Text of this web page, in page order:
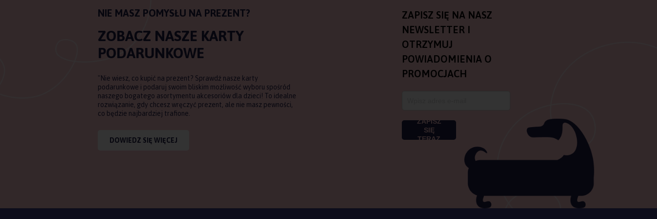
NIE MASZ POMYSŁU NA PREZENT?
ZOBACZ NASZE KARTY
PODARUNKOWE
"Nie wiesz, co kupić na prezent? Sprawdź nasze karty
podarunkowe i podaruj swoim bliskim możliwość wyboru spośród
naszego bogatego asortymentu akcesoriów dla dzieci! To idealne
rozwiązanie, gdy chcesz wręczyć prezent, ale nie masz pewności,
co będzie najbardziej trafione.
DOWIEDZ SIĘ WIĘCEJ
ZAPISZ SIĘ NA NASZ
NEWSLETTER I
OTRZYMUJ
POWIADOMIENIA O
PROMOCJACH
ZAPISZ
SIĘ
TERAZ